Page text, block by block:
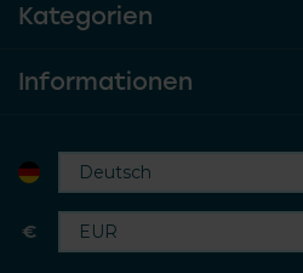
Kategorien
Informationen
€